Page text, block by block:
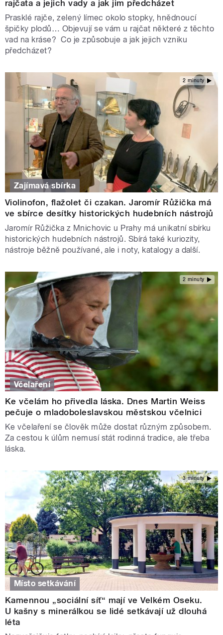
rajčata a jejich vady a jak jim předcházet
Prasklé rajče, zelený límec okolo stopky, hnědnoucí
špičky plodů… Objevují se vám u rajčat některé z těchto
vad na kráse? Co je způsobuje a jak jejich vzniku
předcházet?
2 minuty
Zajímavá sbírka
Violinofon, flažolet či czakan. Jaromír Růžička má
ve sbírce desítky historických hudebních nástrojů
Jaromír Růžička z Mnichovic u Prahy má unikatní sbírku
historických hudebních nástrojů. Sbírá také kuriozity,
nástroje běžně používané, ale i noty, katalogy a další.
2 minuty
Včelaření
Ke včelám ho přivedla láska. Dnes Martin Weiss
pečuje o mladoboleslavskou městskou včelnici
Ke včelaření se člověk může dostat různým způsobem.
Za cestou k úlům nemusí stát rodinná tradice, ale třeba
láska.
3 minuty
Místo setkávání
Kamennou „sociální síť“ mají ve Velkém Oseku.
U kašny s minerálkou se lidé setkávají už dlouhá
léta